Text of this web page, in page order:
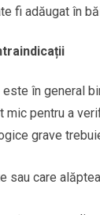
fi adăugat în
în general
mic pentru a
grave
sau care